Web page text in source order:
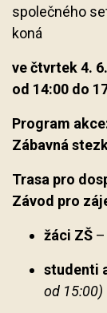
společného
koná
ve čtvrtek 4.
od 14:00 do
Program
Zábavná
Trasa pro
Závod pro
žáci ZŠ
studenti
od 15:00)